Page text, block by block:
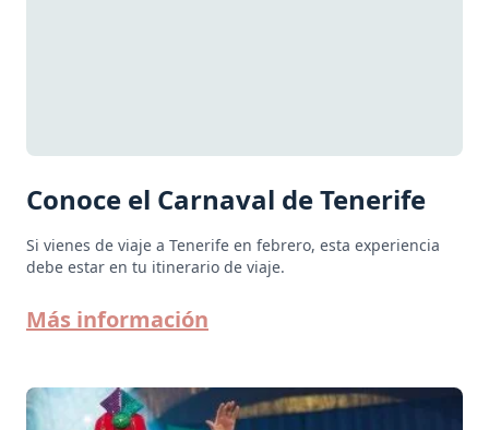
Conoce el Carnaval de Tenerife
Si vienes de viaje a Tenerife en febrero, esta experiencia
debe estar en tu itinerario de viaje.
Más información